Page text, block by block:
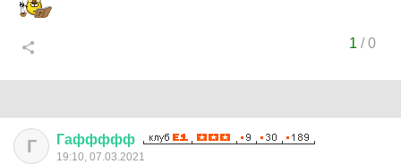
1 /0
Г Гаффффф
19:10, 07.03.2021